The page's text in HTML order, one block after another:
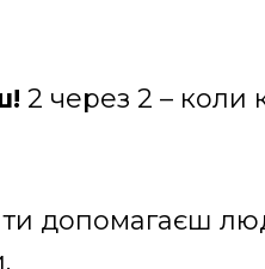
2 через 2 – коли
ти допомагаєш